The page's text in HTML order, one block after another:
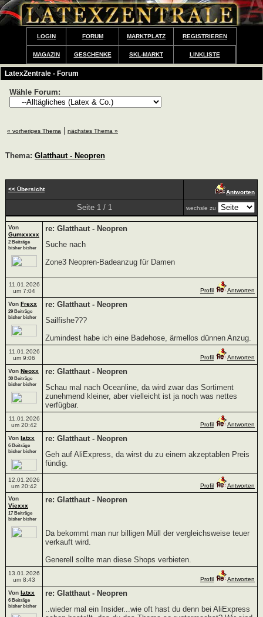
LOGIN FORUM MARKTPLATZ REGISTRIEREN
MAGAZIN GESCHENKE SKL-MARKT LINKLISTE
LatexZentrale - Forum
Wähle Forum:
« vorheriges Thema nächstes Thema »
Thema: Glatthaut - Neopren
<< Übersicht Antworten
Seite 1 / 1 wechsle zu
Von
Gumxxxxx
2 Beiträge
bisher bisher
re: Glatthaut - Neopren
Suche nach
Zone3 Neopren-Badeanzug für Damen
11.01.2026
um 7:04
Profil Antworten
Von Frexx
29 Beiträge
bisher bisher
re: Glatthaut - Neopren
Sailfishe???
Zumindest habe ich eine Badehose, ärmellos dünnen Anzug.
11.01.2026
um 9:06
Profil Antworten
Von Neoxx
30 Beiträge
bisher bisher
re: Glatthaut - Neopren
Schau mal nach Oceanline, da wird zwar das Sortiment
zunehmend kleiner, aber vielleicht ist ja noch was nettes
verfügbar.
11.01.2026
um 20:42
Profil Antworten
Von latxx
6 Beiträge
bisher bisher
re: Glatthaut - Neopren
Geh auf AliExpress, da wirst du zu einem akzeptablen Preis
fündig.
12.01.2026
um 20:42
Profil
Antworten
Von
Viexxx
17 Beiträge
bisher bisher
re: Glatthaut - Neopren
Da bekommt man nur billigen Müll der vergleichsweise teuer
verkauft wird.
Generell sollte man diese Shops verbieten.
13.01.2026
um 8:43
Profil Antworten
Von latxx
6 Beiträge
bisher bisher
re: Glatthaut - Neopren
..wieder mal ein Insider...wie oft hast du denn bei AliExpress